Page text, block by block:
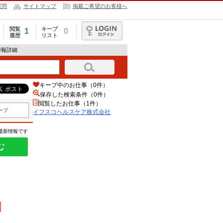
問 サイトマップ 掲載ご希望のお客様へ
閲覧
履歴
1
キープ
リスト
0
ログイン
詳細
プ
新情報です
キープ中のお仕事（0件）
保存した検索条件（0件）
閲覧したお仕事（1件）
イフスコヘルスケア株式会社